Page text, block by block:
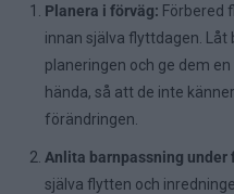
Planera i förväg: Förbered
innan själva flyttdagen. Låt
planeringen och ge dem
hända, så att de inte
förändringen.
Anlita barnpassning under
själva flytten och